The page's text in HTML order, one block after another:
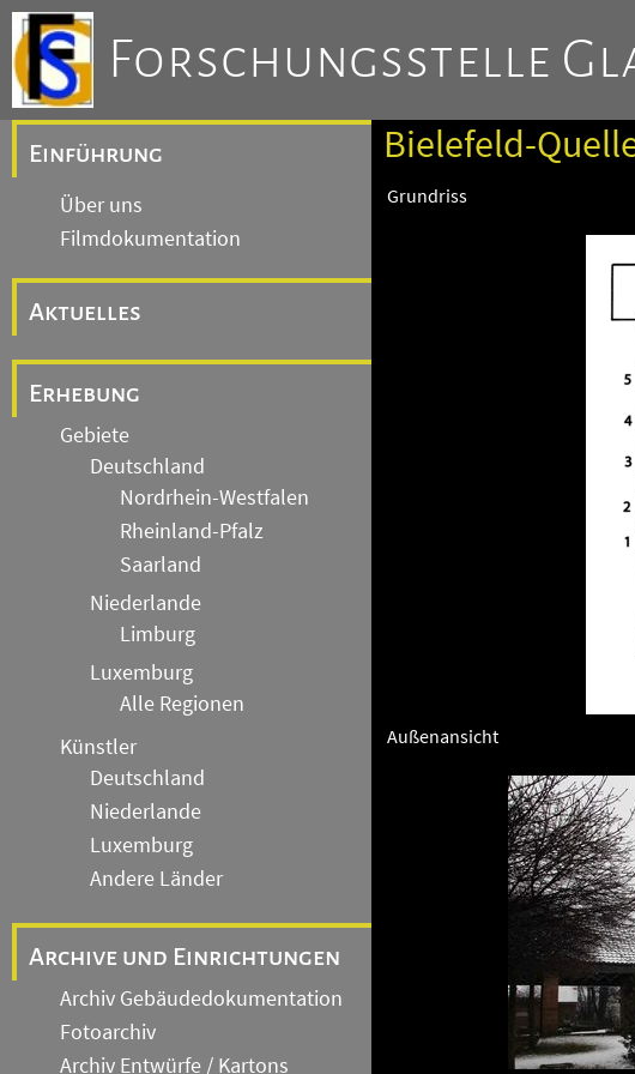
Forschungsstelle
Einführung
Über uns
Filmdokumentation
Aktuelles
Erhebung
Gebiete
Deutschland
Nordrhein-Westfalen
Rheinland-Pfalz
Saarland
Niederlande
Limburg
Luxemburg
Alle Regionen
Künstler
Deutschland
Niederlande
Luxemburg
Andere Länder
Archive und Einrichtungen
Archiv Gebäudedokumentation
Fotoarchiv
Archiv Entwürfe / Kartons
Bielefeld-
Grundriss
Außenansicht